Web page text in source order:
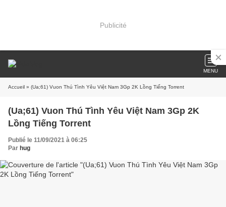
Publicité
MENU
Accueil » (Ua;61) Vuon Thú Tình Yêu Việt Nam 3Gp 2K Lồng Tiếng Torrent
(Ua;61) Vuon Thú Tình Yêu Việt Nam 3Gp 2K
Lồng Tiếng Torrent
Publié le 11/09/2021 à 06:25
Par hug